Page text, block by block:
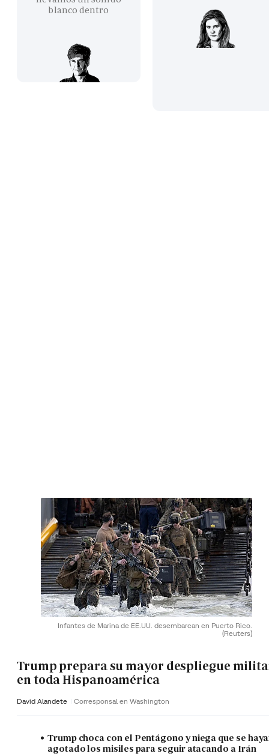
blanco dentro
Infantes de Marina de EE.UU. desembarcan en Puerto Rico.
(Reuters)
Trump prepara su mayor despliegue
en toda Hispanoamérica
David Alandete Corresponsal en Washington
Trump choca con el Pentágono y niega que se
agotado los misiles para seguir atacando a Irán